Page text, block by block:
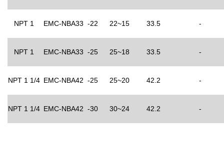
NPT 1 EMC-NBA33 -22 22~15 33.5 -
NPT 1 EMC-NBA33 -25 25~18 33.5 -
NPT 1 1/4 EMC-NBA42 -25 25~20 42.2 -
NPT 1 1/4 EMC-NBA42 -30 30~24 42.2 -